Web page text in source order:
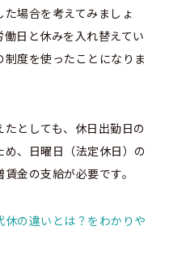
た場合を考えてみましょ
日と休みを入れ替えてい
度を使ったことになりま
としても、休日出勤日の
、日曜日（法定休日）の
金の支給が必要です。
の違いとは？をわかりや